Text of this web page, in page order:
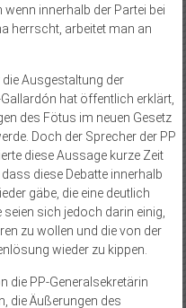
innerhalb der Partei bei
herrscht, arbeitet man an
Ausgestaltung der
hat öffentlich erklärt,
des Fötus im neuen Gesetz
Doch der Sprecher der PP
diese Aussage kurze Zeit
diese Debatte innerhalb
gäbe, die eine deutlich
sich jedoch darin einig,
zu wollen und die von der
wieder zu kippen.
die PP-Generalsekretärin
die Äußerungen des